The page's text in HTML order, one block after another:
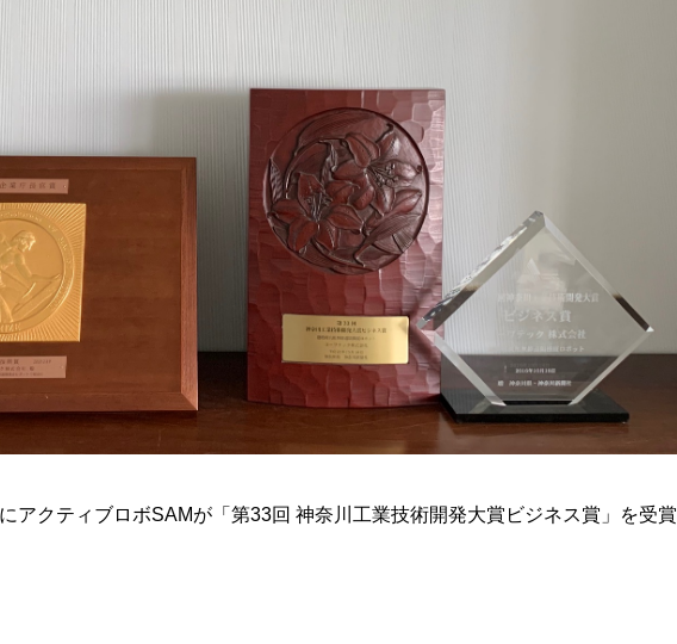
アクティブロボSAMが「第33回 神奈川工業技術開発大賞ビジネス賞」を受賞